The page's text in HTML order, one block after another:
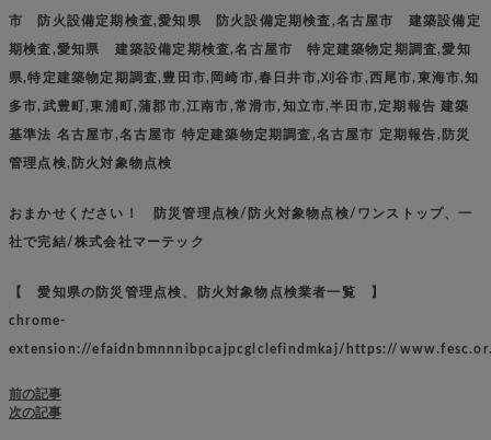
市 防火設備定期検査,愛知県 防火設備定期検査,名古屋市 建築設備定
期検査,愛知県 建築設備定期検査,名古屋市 特定建築物定期調査,愛知
県,特定建築物定期調査,豊田市,岡崎市,春日井市,刈谷市,西尾市,東海市,知
多市,武豊町,東浦町,蒲郡市,江南市,常滑市,知立市,半田市,定期報告 建築
基準法 名古屋市,名古屋市 特定建築物定期調査,名古屋市 定期報告,防災
管理点検,防火対象物点検
おまかせください！ 防災管理点検/防火対象物点検/ワンストップ、一
社で完結/株式会社マーテック
【 愛知県の防災管理点検、防火対象物点検業者一覧 】
chrome-
extension://efaidnbmnnnibpcajpcglclefindmkaj/https://
前の記事
次の記事